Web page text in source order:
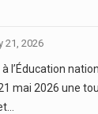
21, 2026
à l’Éducation
mai 2026 une